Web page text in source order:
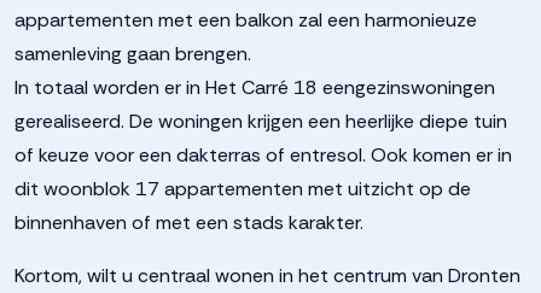
appartementen met een balkon zal een harmonieuze
samenleving gaan brengen.
In totaal worden er in Het Carré 18 eengezinswoningen
gerealiseerd. De woningen krijgen een heerlijke diepe tuin
of keuze voor een dakterras of entresol. Ook komen er in
dit woonblok 17 appartementen met uitzicht op de
binnenhaven of met een stads karakter.
Kortom, wilt u centraal wonen in het centrum van Dronten